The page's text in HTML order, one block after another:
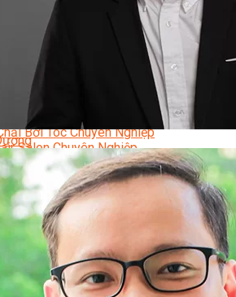
Doanh Spa và Salon
Chuỗi và Nhượng Quyền Spa, Salon
Và Điều Trị Da
Trang Điểm
Cô Dâu
Thẩm Mỹ
Sợi Hairstroke
Nghiệp
Bới Tóc Chuyên Nghiệp
Salon Chuyên Nghiệp
Nghiệp
Salon Chuyên Nghiệp
– Uốn – Duỗi
Định Cư
Nail Box
– Chuyên Ngành Nail
Mẹ Và Bé
Sinh Và Massage Thư Giãn
Online Ngành Chăm Sóc Sắc Đẹp